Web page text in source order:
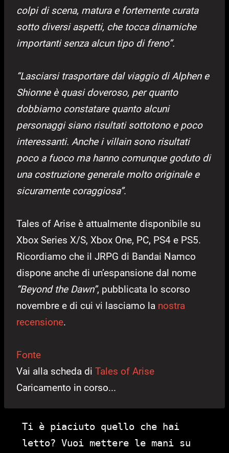
colpi di scena, matura e fortemente curata
sotto diversi aspetti, che tocca dinamiche
importanti senza alcun tipo di freno”.
“Lasciarsi trasportare dal viaggio di Alphen e
Shionne è quasi doveroso, per quanto
dobbiamo constatare quanto alcuni
personaggi siano risultati sottotono e poco
interessanti. Anche i villain sono risultati
poco a fuoco ma hanno comunque goduto di
una costruzione generale molto originale e
sicuramente coraggiosa”.
Tales of Arise è attualmente disponibile su
Xbox Series X/S, Xbox One, PC, PS4 e PS5.
Ricordiamo che il JRPG di Bandai Namco
dispone anche di un’espansione dal nome
“Beyond the Dawn”, pubblicata lo scorso
novembre e di cui vi lasciamo la nostra
recensione.
Fonte
Vai alla scheda di Tales of Arise
Caricamento in corso...
Ti è piaciuto quello che hai
letto? Vuoi mettere le mani su